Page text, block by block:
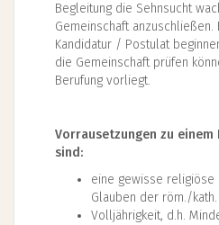
Begleitung die Sehnsucht
Gemeinschaft anzuschließen.
Kandidatur / Postulat
die Gemeinschaft prüfen
Berufung vorliegt.
Vorrausetzungen zu
sind:
eine gewisse religiöse
Glauben der röm./kath.
Volljährigkeit, d.h.